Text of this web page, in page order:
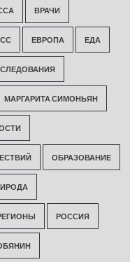
ВРАЧИ
ЕВРОПА ЕДА
МАРГАРИТА СИМОНЬЯН
ОБРАЗОВАНИЕ
РОССИЯ